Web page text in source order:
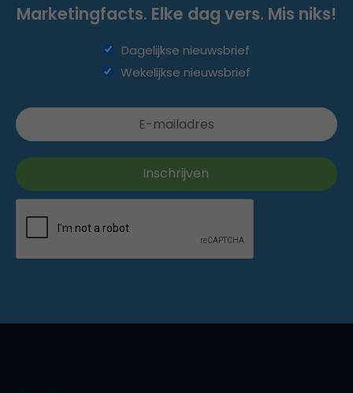
Marketingfacts. Elke dag vers. Mis niks!
Dagelijkse nieuwsbrief
Wekelijkse nieuwsbrief